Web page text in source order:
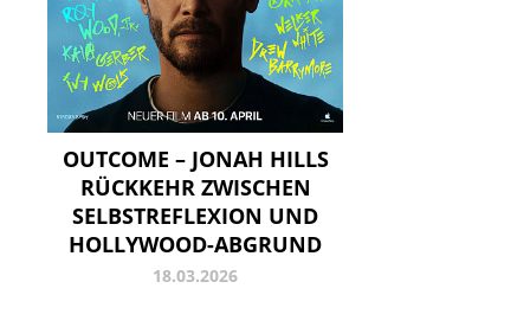
OUTCOME – JONAH HILLS
RÜCKKEHR ZWISCHEN
SELBSTREFLEXION UND
HOLLYWOOD-ABGRUND
18.03.2026